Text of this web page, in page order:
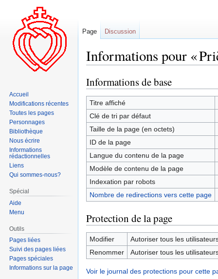
Informations pour «
Aller
à
la
navigation
Aller
à
la
recherche
Informations de base
Titre affiché
Clé de tri par défaut
Taille de la page (en octets)
ID de la page
Langue du contenu de la page
Modèle de contenu de la page
Indexation par robots
Nombre de redirections vers cette page
Protection de la page
Modifier
Autoriser tous les
Renommer
Autoriser tous les
Voir le journal des protections pour cette
Page Discussion
Accueil
Modifications récentes
Toutes les pages
Personnages
Bibliothèque
Nous écrire
Informations
rédactionnelles
Liens
Qui sommes-nous?
Spécial
Aide
Menu
Outils
Pages liées
Suivi des pages liées
Pages spéciales
Informations sur la page